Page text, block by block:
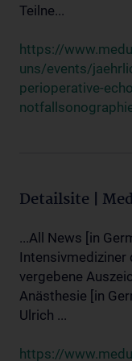
Teilne...
https://
uns/events/
perioperative-
Detailsite |
...All News [in
Intensivmediziner
vergebene
Anästhesie [in
Ulrich ...
https://